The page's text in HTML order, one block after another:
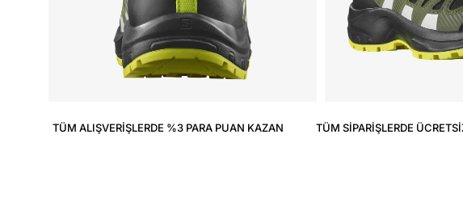
TÜM ALIŞVERIŞLERDE %3 PARA PUAN KAZAN TÜM SIPARIŞLERDE